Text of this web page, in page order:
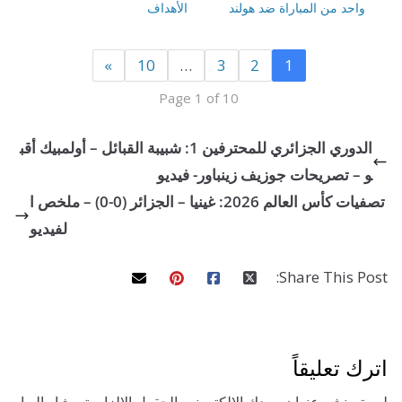
من المباراة ضد هولند الأهداف
10
»
Page 1 of 10
الدوري الجزائري للمحترفين 1: شبيبة القبائل – أولمبيك أقب
تصريحات جوزيف زينباور- فيديو
تصفيات كأس العالم 2026: غينيا – الجزائر (0-0) – ملخص ا
Share This